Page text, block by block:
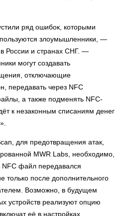
ряд ошибок, которыми
злоумышленники, —
России и странах СНГ. —
могут создавать
отключающие
передавать через NFC
а также подменять NFC-
к незаконным списаниям денег
для предотвращения атак,
MWR Labs, необходимо,
NFC файл передавался
после дополнительного
Возможно, в будущем
устройств реализуют опцию
её в настройках